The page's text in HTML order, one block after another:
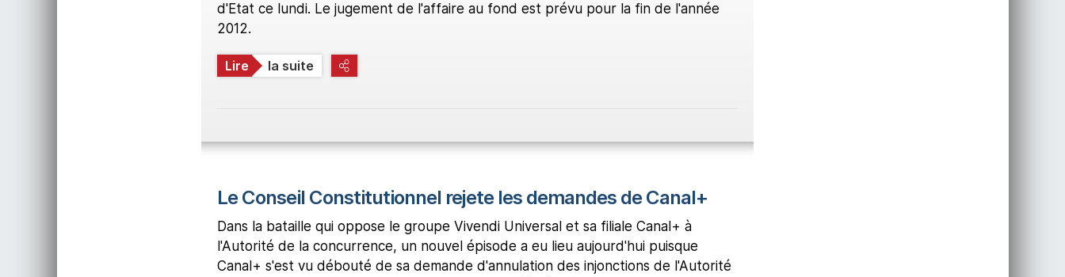
d'Etat ce lundi. Le jugement de l'affaire au fond est prévu pour la fin de l'année
2012.
Lire la suite
Le Conseil Constitutionnel rejete les demandes de Canal+
Dans la bataille qui oppose le groupe Vivendi Universal et sa filiale Canal+ à
l'Autorité de la concurrence, un nouvel épisode a eu lieu aujourd'hui puisque
Canal+ s'est vu débouté de sa demande d'annulation des injonctions de l'Autorité